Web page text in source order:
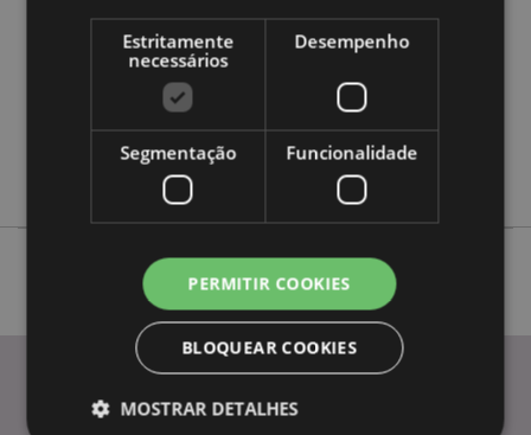
0.360000
Asterix & Obelix
Estritamente
necessários
Desempenho
Segmentação Funcionalidade
PERMITIR COOKIES
BLOQUEAR COOKIES
MOSTRAR DETALHES